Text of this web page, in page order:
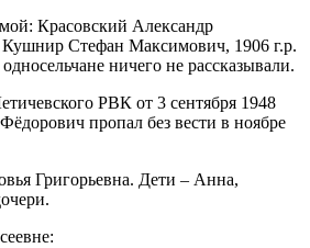
Красовский Александр
Стефан Максимович, 1906 г.р.
ничего не рассказывали.
РВК от 3 сентября 1948
пропал без вести в ноябре
Григорьевна. Дети – Анна,